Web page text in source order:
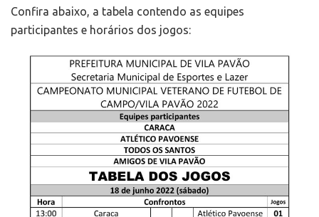
Confira abaixo, a tabela contendo as equipes
participantes e horários dos jogos: